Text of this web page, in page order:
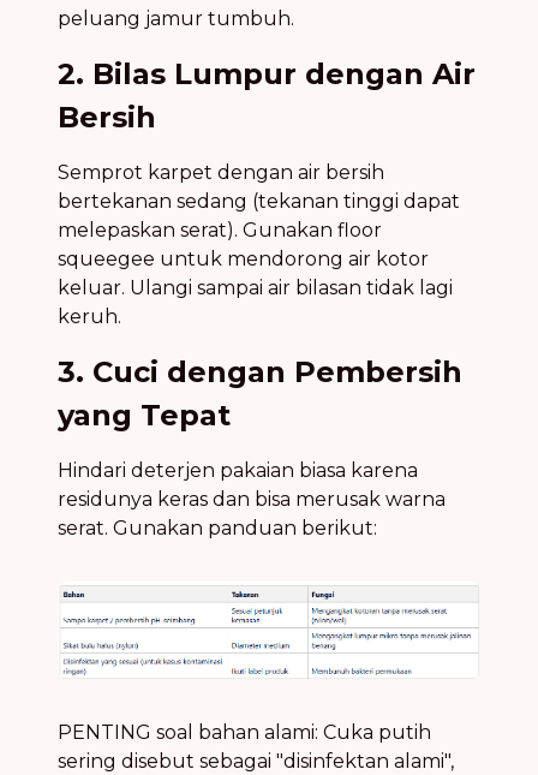
peluang jamur tumbuh.
2. Bilas Lumpur dengan Air
Bersih
Semprot karpet dengan air bersih
bertekanan sedang (tekanan tinggi dapat
melepaskan serat). Gunakan floor
squeegee untuk mendorong air kotor
keluar. Ulangi sampai air bilasan tidak lagi
keruh.
3. Cuci dengan Pembersih
yang Tepat
Hindari deterjen pakaian biasa karena
residunya keras dan bisa merusak warna
serat. Gunakan panduan berikut:
PENTING soal bahan alami: Cuka putih
sering disebut sebagai "disinfektan alami",